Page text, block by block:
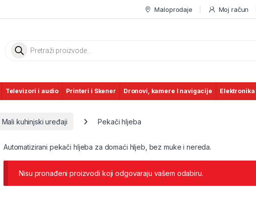
Maloprodaje Moj račun
Products search
Televizori i audio Printeri i Skener Dronovi, kamere I navigacije Elektronika
Mali kuhinjski uređaji Pekači hljeba
Automatizirani pekači hljeba za domaći hljeb, bez muke i nereda.
Nisu pronađeni proizvodi koji odgovaraju vašem odabiru.